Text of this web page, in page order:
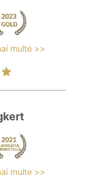
multe >>
multe >>